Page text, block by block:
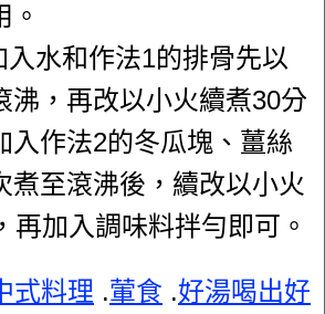
。
水和作法1的排骨先以
沸，再改以小火續煮30分
入作法2的冬瓜塊、薑絲
煮至滾沸後，續改以小火
再加入調味料拌勻即可。
式料理 .葷食 .好湯喝出好